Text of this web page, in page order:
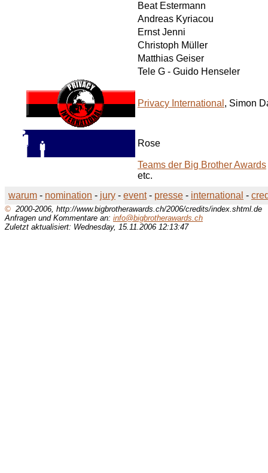
Beat Estermann
Andreas Kyriacou
Ernst Jenni
Christoph Müller
Matthias Geiser
Tele G - Guido Henseler
Privacy International , Simon
Rose
Teams der Big Brother Awards
etc.
warum - nomination - jury - event- presse - international -
© 2000-2006, http://www.bigbrotherawards.ch/2006/credits/index.shtml.de
Anfragen und Kommentare an: info@bigbrotherawards.ch
Zuletzt aktualisiert: Wednesday, 15.11.2006 12:13:47